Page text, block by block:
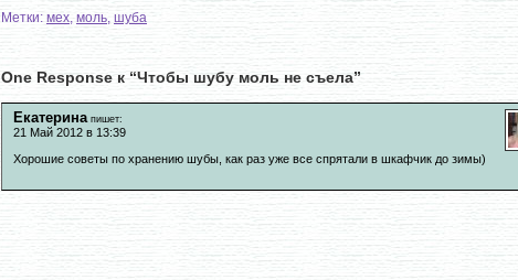
Метки: мех, моль, шуба
One Response к “Чтобы шубу моль не съела”
Екатерина пишет:
21 Май 2012 в 13:39
Хорошие советы по хранению шубы, как раз уже все спрятали в шкафчик до зимы)